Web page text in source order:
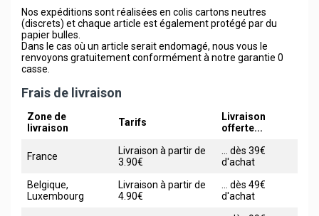
Nos expéditions sont réalisées en colis cartons neutres
(discrets) et chaque article est également protégé par du
papier bulles.
Dans le cas où un article serait endomagé, nous vous le
renvoyons gratuitement conformément à notre garantie 0
casse.
Frais de livraison
Zone de
livraison
Tarifs
Livraison
offerte...
France
Livraison à partir de
3.90€
... dès 39€
d'achat
Belgique,
Luxembourg
Livraison à partir de
4.90€
... dès 49€
d'achat